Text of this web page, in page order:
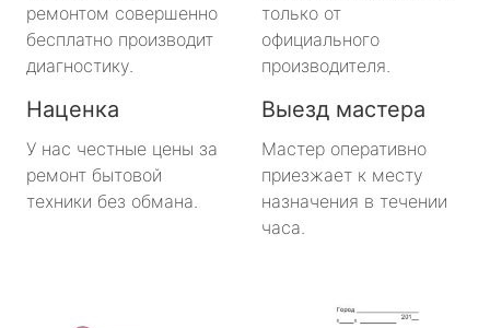
ремонтом совершенно
бесплатно производит
диагностику.
только от
официального
производителя.
Наценка
У нас честные цены за
ремонт бытовой
техники без обмана.
Выезд мастера
Мастер оперативно
приезжает к месту
назначения в течении
часа.